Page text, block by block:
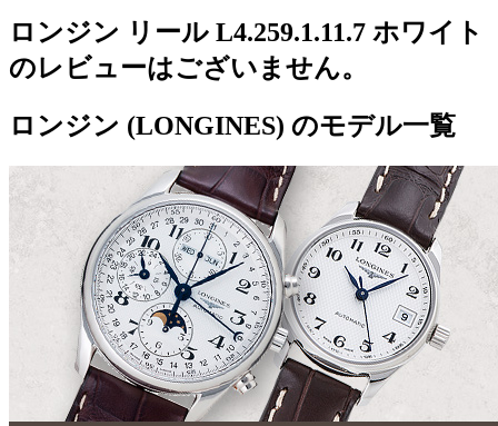
ロンジン リール L4.259.1.11.7 ホワイト
のレビューはございません。
ロンジン (LONGINES) のモデル一覧